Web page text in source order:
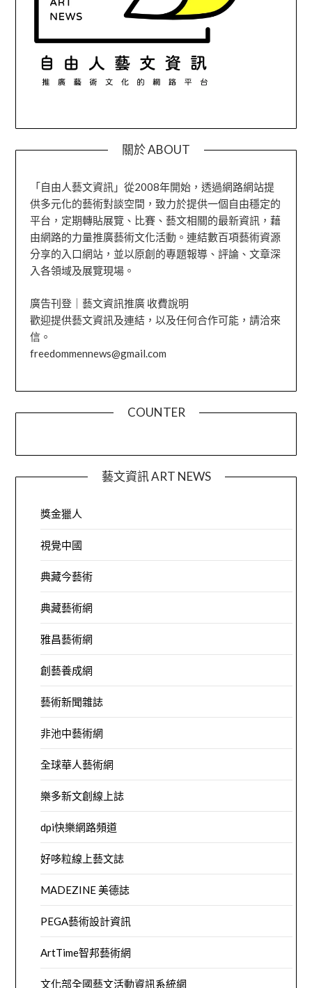
關於 ABOUT
「自由人藝文資訊」從2008年開始，透過網路網站提
供多元化的藝術對談空間，致力於提供一個自由穩定的
平台，定期轉貼展覽、比賽、藝文相關的最新資訊，藉
由網路的力量推廣藝術文化活動。連結數百項藝術資源
分享的入口網站，並以原創的專題報導、評論、文章深
入各領域及展覽現場。
廣告刊登｜藝文資訊推廣 收費說明
歡迎提供藝文資訊及連結，以及任何合作可能，請洽來
信。
freedommennews@gmail.com
COUNTER
藝文資訊 ART NEWS
獎金獵人
視覺中國
典藏今藝術
典藏藝術網
雅昌藝術網
創藝養成網
藝術新聞雜誌
非池中藝術網
全球華人藝術網
樂多新文創線上誌
dpi快樂網路頻道
好哆粒線上藝文誌
MADEZINE 美德誌
PEGA藝術設計資訊
ArtTime智邦藝術網
文化部全國藝文活動資訊系統網